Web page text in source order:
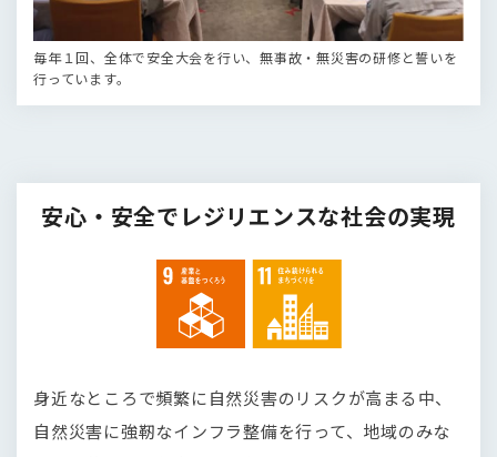
毎年１回、全体で安全大会を行い、無事故・無災害の研修と誓いを
行っています。
安心・安全でレジリエンスな社会の実現
身近なところで頻繁に自然災害のリスクが高まる中、
自然災害に強靭なインフラ整備を行って、地域のみな